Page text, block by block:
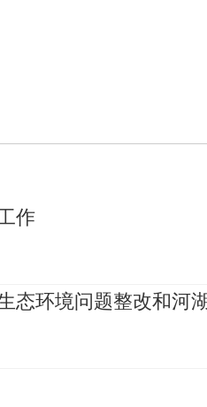
作
态环境问题整改和河